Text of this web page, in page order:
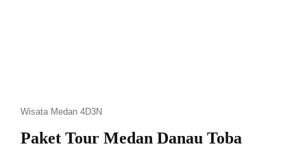
Wisata Medan 4D3N
Paket Tour Medan Danau Toba